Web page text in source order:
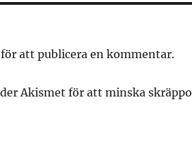
att publicera en kommentar.
Akismet för att minska